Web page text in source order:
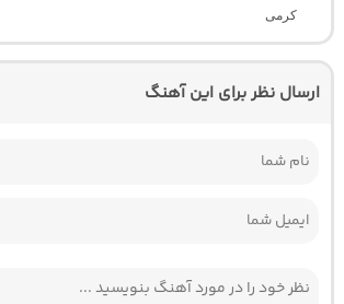
کرمی
ارسال نظر برای این آهنگ